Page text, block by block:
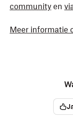
community en
Meer informatie